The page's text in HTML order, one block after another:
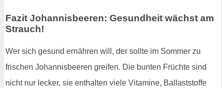
Fazit Johannisbeeren: Gesundheit wächst am
Strauch!
Wer sich gesund ernähren will, der sollte im Sommer zu
frischen Johannisbeeren greifen. Die bunten Früchte sind
nicht nur lecker, sie enthalten viele Vitamine, Ballaststoffe